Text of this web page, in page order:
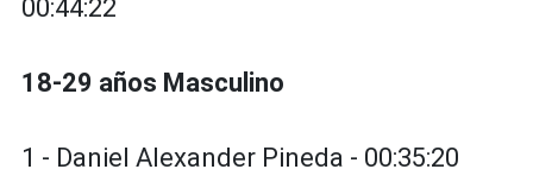
00:44:22
18-29 años Masculino
1 - Daniel Alexander Pineda - 00:35:20